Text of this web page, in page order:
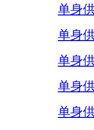
单身
单身
单身
单身
单身